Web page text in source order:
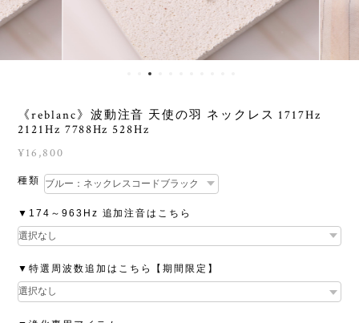
《reblanc》波動注音 天使の羽 ネックレス 1717Hz
2121Hz 7788Hz 528Hz
¥16,800
種類
▼174～963Hz 追加注音はこちら
▼特選周波数追加はこちら【期間限定】